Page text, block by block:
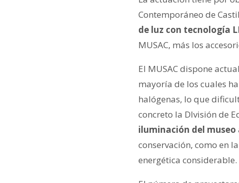
Contemporáneo de
de luz con tecnología
MUSAC, más los
El MUSAC dispone
mayoría de los cuales
halógenas, lo que
concreto la DIvisión de
iluminación del museo
conservación, como en
energética considerable.